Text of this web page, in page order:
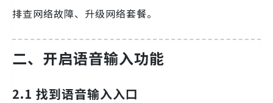
排查网络故障、升级网络套餐。
二、开启语音输入功能
2.1 找到语音输入入口